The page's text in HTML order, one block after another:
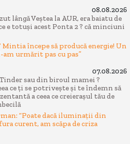
08.08.2026
lângă Veștea la AUR, era baiatu de
e totuși acest Ponta 2 ? că minciuni
Mintia începe să producă energie! Un
urmărit pas cu pas”
07.08.2026
Tinder sau din biroul mamei ?
ce ți se potrivește și te îndemn să
a ceea ce creierașul tău de
“Poate dacă iluminații din
curent, am scăpa de criza